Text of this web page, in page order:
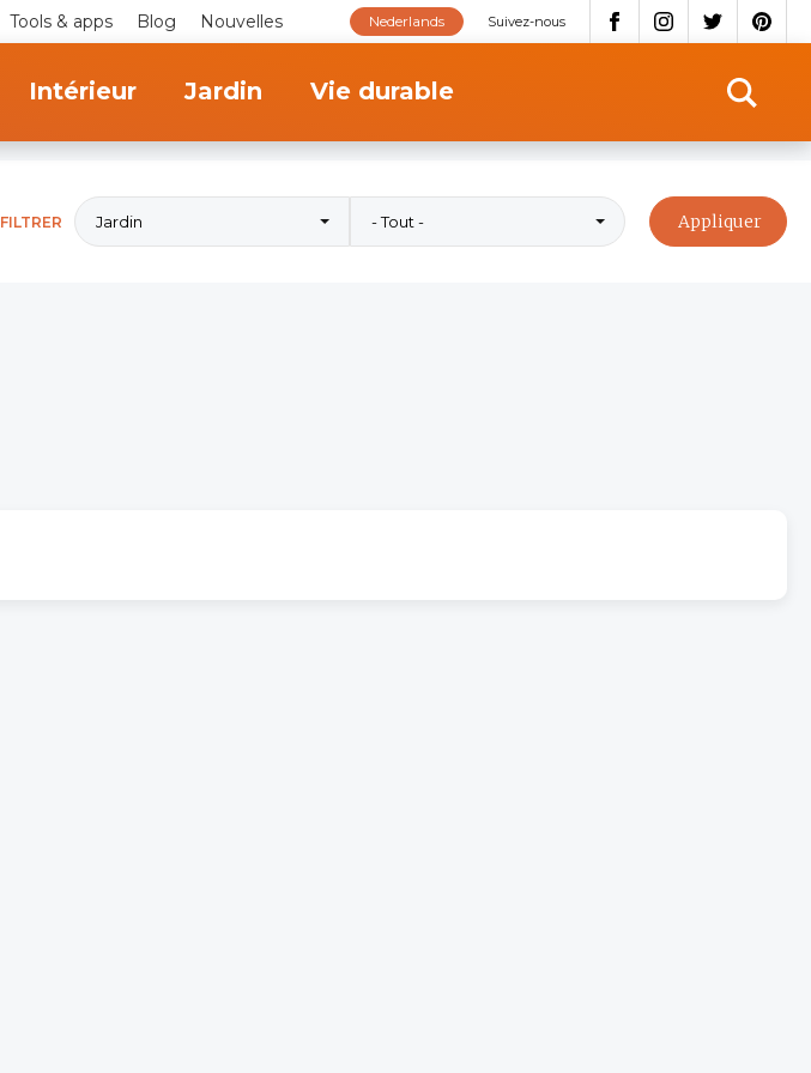
Tools & apps Blog Nouvelles Suivez-nous
Nederlands
Intérieur Jardin Vie durable
FILTRER Jardin - Tout -